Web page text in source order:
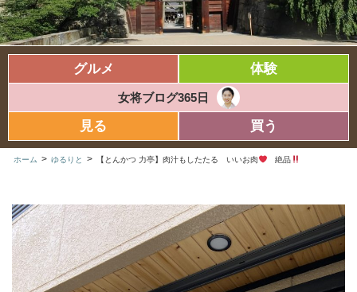
グルメ 体験
女将ブログ365日
見る 買う
ホーム > ゆるりと > 【とんかつ 力亭】肉汁もしたたる いいお肉 絶品